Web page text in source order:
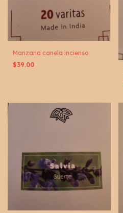
Manzana canela incienso
$39.00